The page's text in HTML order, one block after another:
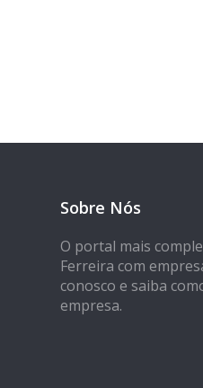
Sobre Nós
O portal mais
Ferreira com
conosco e saiba
empresa.